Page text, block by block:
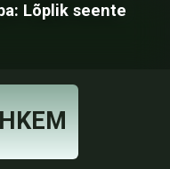
Lõplik seente